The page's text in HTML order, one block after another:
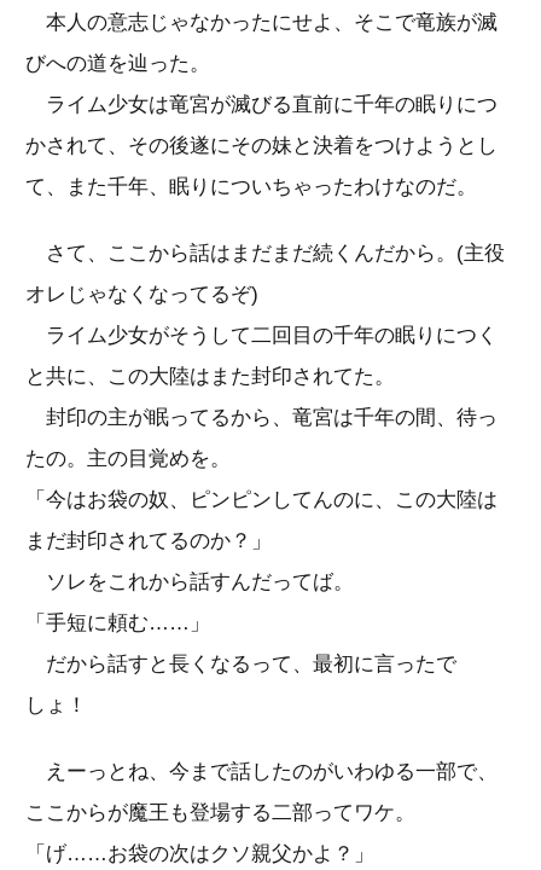
本人の意志じゃなかったにせよ、そこで竜族が滅
びへの道を辿った。
ライム少女は竜宮が滅びる直前に千年の眠りにつ
かされて、その後遂にその妹と決着をつけようとし
て、また千年、眠りについちゃったわけなのだ。
さて、ここから話はまだまだ続くんだから。(主役
オレじゃなくなってるぞ)
ライム少女がそうして二回目の千年の眠りにつく
と共に、この大陸はまた封印されてた。
封印の主が眠ってるから、竜宮は千年の間、待っ
たの。主の目覚めを。
「今はお袋の奴、ピンピンしてんのに、この大陸は
まだ封印されてるのか？」
ソレをこれから話すんだってば。
「手短に頼む……」
だから話すと長くなるって、最初に言ったで
しょ！
えーっとね、今まで話したのがいわゆる一部で、
ここからが魔王も登場する二部ってワケ。
「げ……お袋の次はクソ親父かよ？」